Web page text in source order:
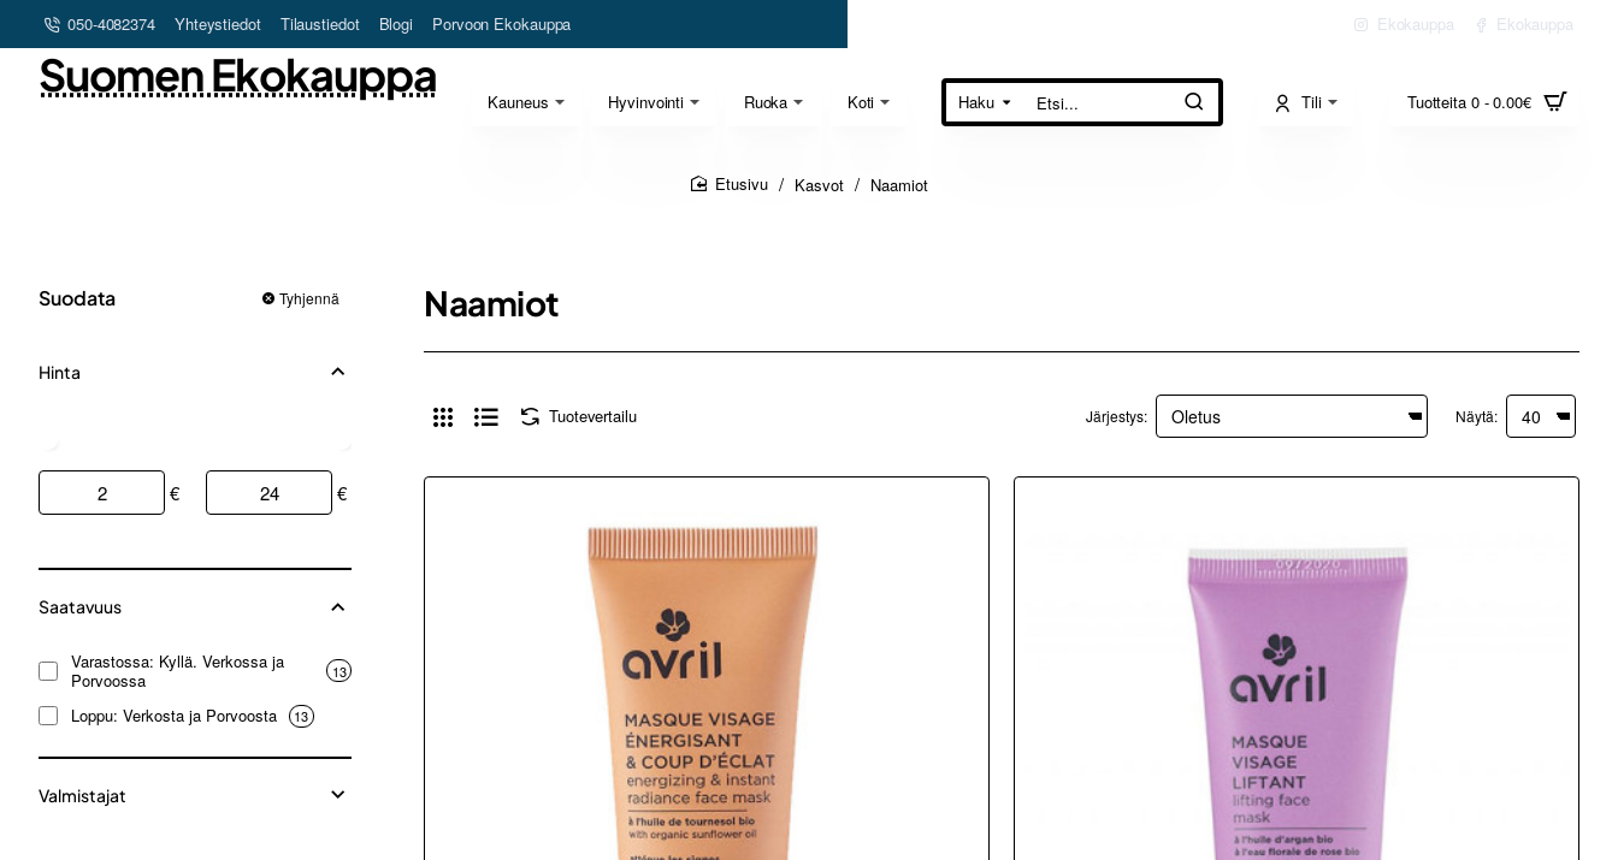
050-4082374 Yhteystiedot Tilaustiedot Blogi Porvoon Ekokauppa Ekokauppa Ekokauppa
Kauneus Hyvinvointi Ruoka Koti
Suomen Ekokauppa
Haku
Etsi... Tili Tuotteita 0 - 0.00€
Kasvot Naamiot
Suodata Tyhjennä
Hinta
€ €
Saatavuus
Varastossa: Kyllä. Verkossa ja
Porvoossa
13
Loppu: Verkosta ja Porvoosta 13
Valmistajat
Naamiot
Tuotevertailu Järjestys: Näytä: